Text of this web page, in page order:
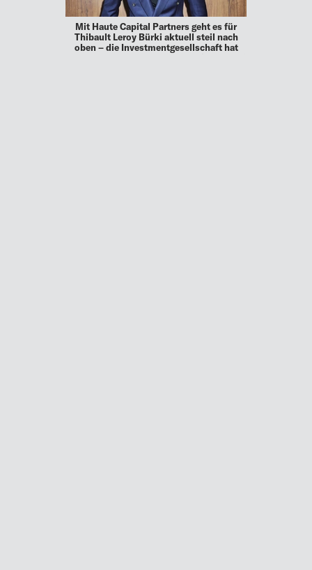
Mit Haute Capital Partners geht es für
Thibault Leroy Bürki aktuell steil nach
oben – die Investmentgesellschaft hat